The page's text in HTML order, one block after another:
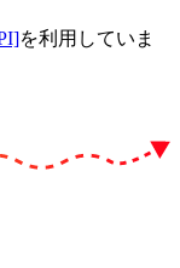
を利用していま